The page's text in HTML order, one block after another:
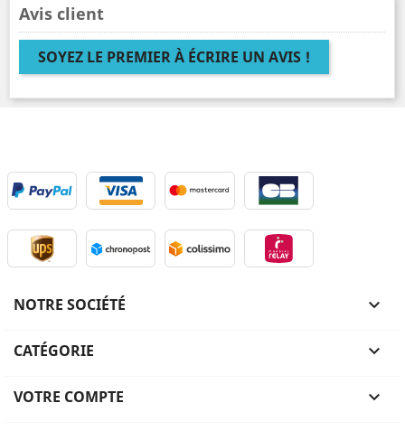
Avis client
SOYEZ LE PREMIER À ÉCRIRE UN AVIS !
NOTRE SOCIÉTÉ 
CATÉGORIE 
VOTRE COMPTE 